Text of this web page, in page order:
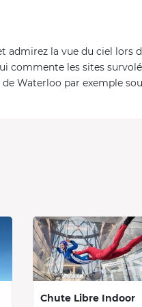
admirez la vue du ciel lors
commente les sites
Waterloo par exemple
Chute Libre Indoor